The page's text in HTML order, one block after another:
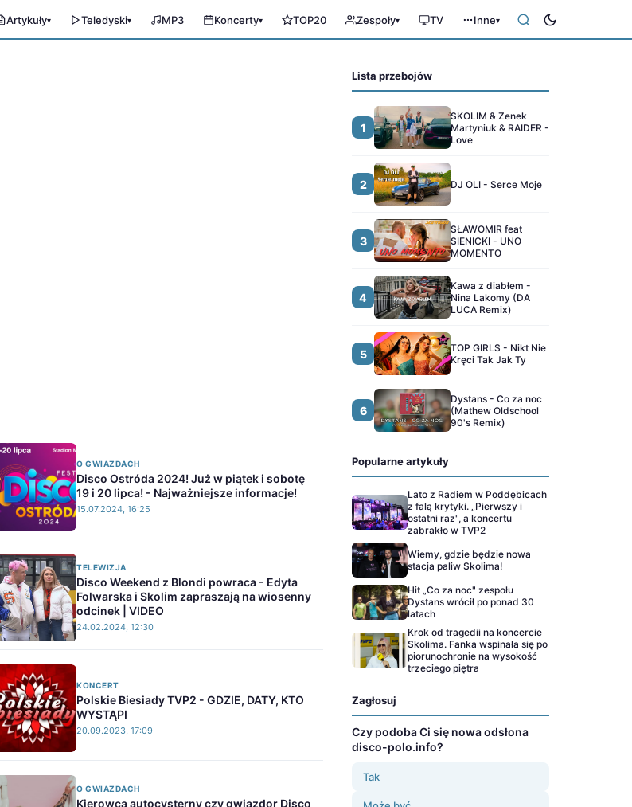
Artykuły▾ Teledyski▾ MP3 Koncerty▾ TOP20 Zespoły▾ TV Inne▾
O GWIAZDACH
Disco Ostróda 2024! Już w piątek i sobotę
19 i 20 lipca! - Najważniejsze informacje!
15.07.2024, 16:25
TELEWIZJA
Disco Weekend z Blondi powraca - Edyta
Folwarska i Skolim zapraszają na wiosenny
odcinek | VIDEO
24.02.2024, 12:30
KONCERT
Polskie Biesiady TVP2 - GDZIE, DATY, KTO
WYSTĄPI
20.09.2023, 17:09
O GWIAZDACH
Kierowca autocysterny czy gwiazdor Disco
Lista przebojów
1
SKOLIM & Zenek
Martyniuk & RAIDER -
Love
2 DJ OLI - Serce Moje
3
SŁAWOMIR feat
SIENICKI - UNO
MOMENTO
4
Kawa z diabłem -
Nina Lakomy (DA
LUCA Remix)
5
TOP GIRLS - Nikt Nie
Kręci Tak Jak Ty
6
Dystans - Co za noc
(Mathew Oldschool
90's Remix)
Popularne artykuły
Lato z Radiem w Poddębicach
z falą krytyki. „Pierwszy i
ostatni raz", a koncertu
zabrakło w TVP2
Wiemy, gdzie będzie nowa
stacja paliw Skolima!
Hit „Co za noc" zespołu
Dystans wrócił po ponad 30
latach
Krok od tragedii na koncercie
Skolima. Fanka wspinała się po
piorunochronie na wysokość
trzeciego piętra
Zagłosuj
Czy podoba Ci się nowa odsłona
disco-polo.info?
Tak